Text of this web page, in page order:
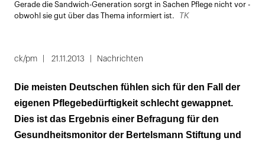
öffnen
Gerade die Sandwich-Generation sorgt in Sachen Pflege nicht vor -
obwohl sie gut über das Thema informiert ist.
TK
ck/pm 21.11.2013 Nachrichten
Die meisten Deutschen fühlen sich für den Fall der
eigenen Pflegebedürftigkeit schlecht gewappnet.
Dies ist das Ergebnis einer Befragung für den
Gesundheitsmonitor der Bertelsmann Stiftung und